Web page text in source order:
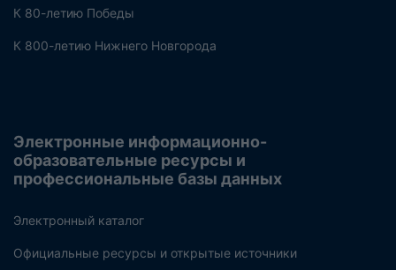
К 80-летию Победы
К 800-летию Нижнего Новгорода
Электронные информационно-
образовательные ресурсы и
профессиональные базы данных
Электронный каталог
Официальные ресурсы и открытые источники